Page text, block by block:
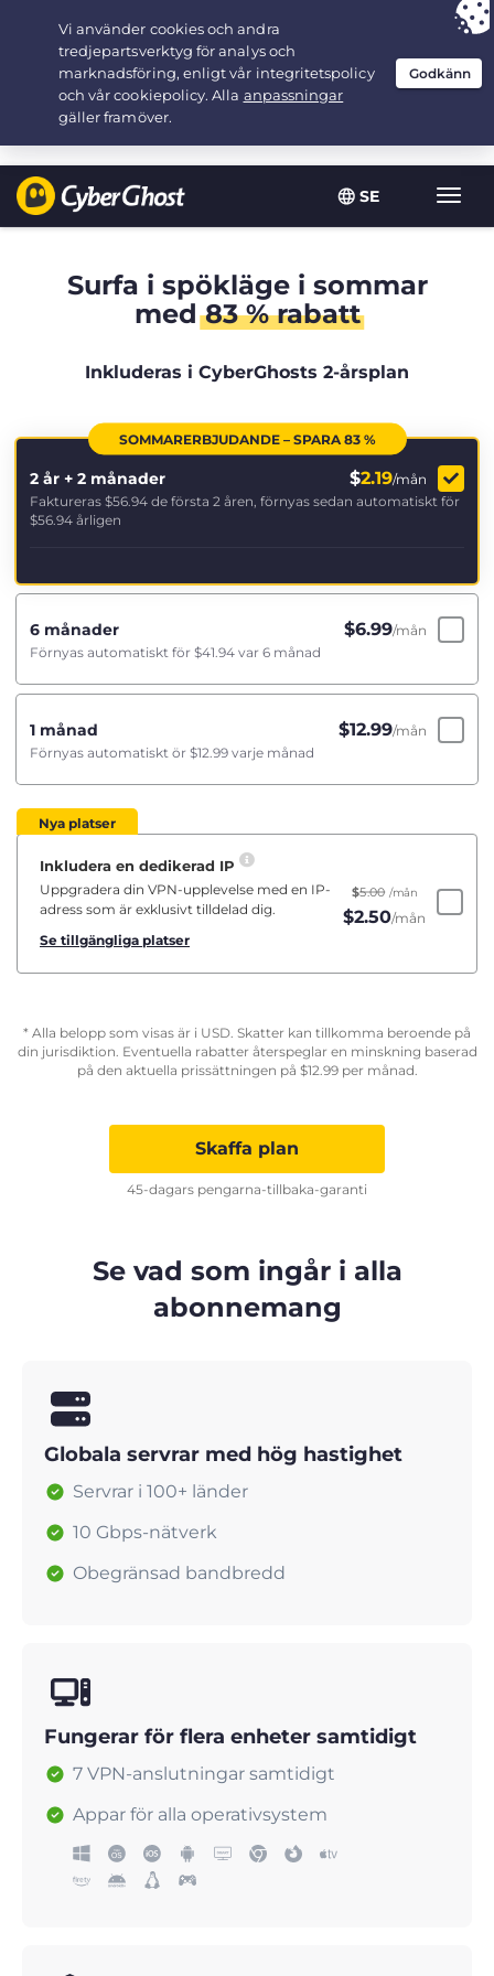
SE
Växla
Your choice:The Best Dealfor 2.1666666666667-years at $
/month
Surfa i spökläge i sommar
med83 % rabatt
Inkluderas i CyberGhosts 2-årsplan
SOMMARERBJUDANDE – SPARA 83 %
2 år + 2 månader $2.19/mån
Faktureras $56.94 de första 2 åren, förnyas sedan automatiskt för
$56.94 årligen
6 månader $6.99/mån
Förnyas automatiskt för $41.94 var 6 månad
1 månad $12.99/mån
Förnyas automatiskt ör $12.99 varje månad
Nya platser
Inkludera en dedikerad IP
Uppgradera din VPN-upplevelse med en IP-
adress som är exklusivt tilldelad dig.
Se tillgängliga platser
$5.00 /mån
$2.50/mån
* Alla belopp som visas är i USD. Skatter kan tillkomma beroende på
din jurisdiktion. Eventuella rabatter återspeglar en minskning baserad
på den aktuella prissättningen på $12.99per månad.
Skaffa plan
45-dagars pengarna-tillbaka-garanti
Se vad som ingår i alla
abonnemang
Globala servrar med hög hastighet
Servrar i 100+ länder
10 Gbps-nätverk
Obegränsad bandbredd
Fungerar för flera enheter samtidigt
7 VPN-anslutningar samtidigt
Appar för alla operativsystem